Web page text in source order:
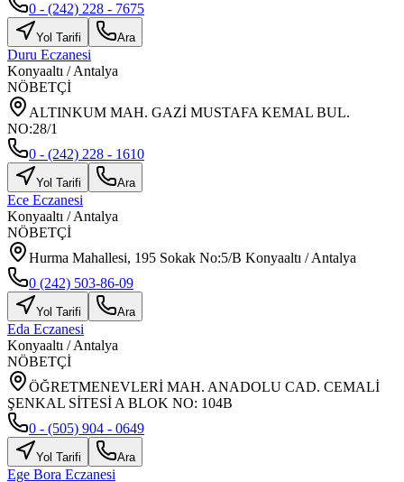
0 - (242) 228 - 7675
Yol Tarifi Ara
Duru Eczanesi
Konyaaltı /Antalya
NÖBETÇİ
ALTINKUM MAH. GAZİ MUSTAFA KEMAL BUL.
NO:28/1
0 - (242) 228 - 1610
Yol Tarifi Ara
Ece Eczanesi
Konyaaltı /Antalya
NÖBETÇİ
Hurma Mahallesi, 195 Sokak No:5/B Konyaaltı / Antalya
0 (242) 503-86-09
Yol Tarifi Ara
Eda Eczanesi
Konyaaltı /Antalya
NÖBETÇİ
ÖĞRETMENEVLERİ MAH. ANADOLU CAD. CEMALİ
ŞENKAL SİTESİ A BLOK NO: 104B
0 - (505) 904 - 0649
Yol Tarifi Ara
Ege Bora Eczanesi